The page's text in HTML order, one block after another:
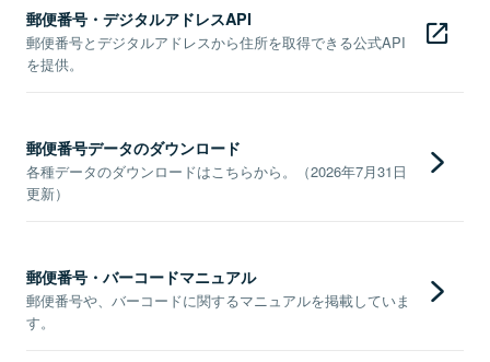
郵便番号・デジタルアドレスAPI
郵便番号とデジタルアドレスから住所を取得できる公式API
を提供。
郵便番号データのダウンロード
各種データのダウンロードはこちらから。（2026年7月31日
更新）
郵便番号・バーコードマニュアル
郵便番号や、バーコードに関するマニュアルを掲載していま
す。